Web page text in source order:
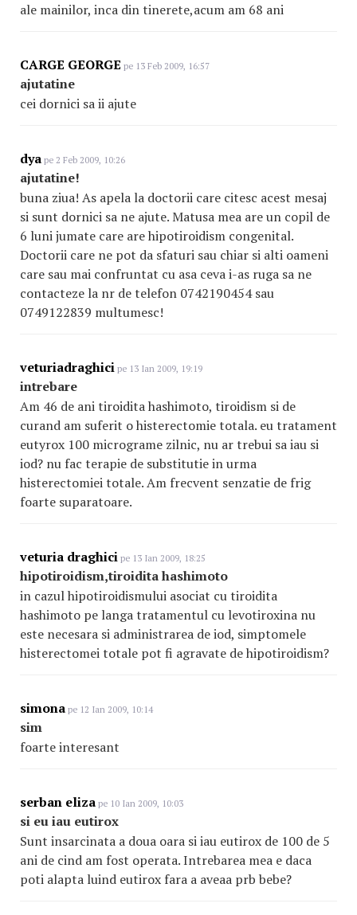
ale mainilor, inca din tinerete,acum am 68 ani
CARGE GEORGE pe 13 Feb 2009, 16:57
ajutatine
cei dornici sa ii ajute
dya pe 2 Feb 2009, 10:26
ajutatine!
buna ziua! As apela la doctorii care citesc acest mesaj
si sunt dornici sa ne ajute. Matusa mea are un copil de
6 luni jumate care are hipotiroidism congenital.
Doctorii care ne pot da sfaturi sau chiar si alti oameni
care sau mai confruntat cu asa ceva i-as ruga sa ne
contacteze la nr de telefon 0742190454 sau
0749122839 multumesc!
veturiadraghici pe 13 Ian 2009, 19:19
intrebare
Am 46 de ani tiroidita hashimoto, tiroidism si de
curand am suferit o histerectomie totala. eu tratament
eutyrox 100 micrograme zilnic, nu ar trebui sa iau si
iod? nu fac terapie de substitutie in urma
histerectomiei totale. Am frecvent senzatie de frig
foarte suparatoare.
veturia draghici pe 13 Ian 2009, 18:25
hipotiroidism,tiroidita hashimoto
in cazul hipotiroidismului asociat cu tiroidita
hashimoto pe langa tratamentul cu levotiroxina nu
este necesara si administrarea de iod, simptomele
histerectomei totale pot fi agravate de hipotiroidism?
simona pe 12 Ian 2009, 10:14
sim
foarte interesant
serban eliza pe 10 Ian 2009, 10:03
si eu iau eutirox
Sunt insarcinata a doua oara si iau eutirox de 100 de 5
ani de cind am fost operata. Intrebarea mea e daca
poti alapta luind eutirox fara a aveaa prb bebe?